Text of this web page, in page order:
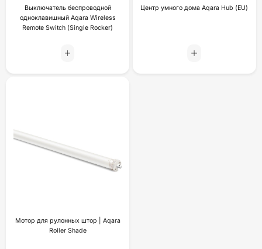
Выключатель беспроводной
одноклавишный Aqara Wireless
Remote Switch (Single Rocker)
Центр умного дома Aqara Hub (EU)
Мотор для рулонных штор | Aqara
Roller Shade